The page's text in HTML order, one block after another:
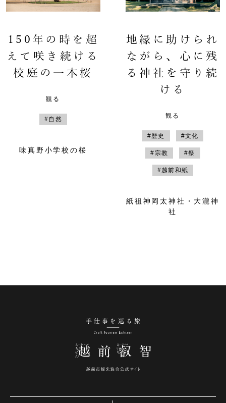
150年の時を超
えて咲き続ける
校庭の一本桜
観る
#自然
味真野小学校の桜
地縁に助けられ
ながら、心に残
る神社を守り続
ける
観る
#歴史 #文化
#宗教 #祭
#越前和紙
紙祖神岡太神社・大瀧神
社